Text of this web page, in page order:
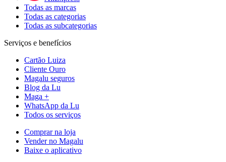
Todas as marcas
Todas as categorias
Todas as subcategorias
Serviços e benefícios
Cartão Luiza
Cliente Ouro
Magalu seguros
Blog da Lu
Maga +
WhatsApp da Lu
Todos os serviços
Comprar na loja
Vender no Magalu
Baixe o aplicativo